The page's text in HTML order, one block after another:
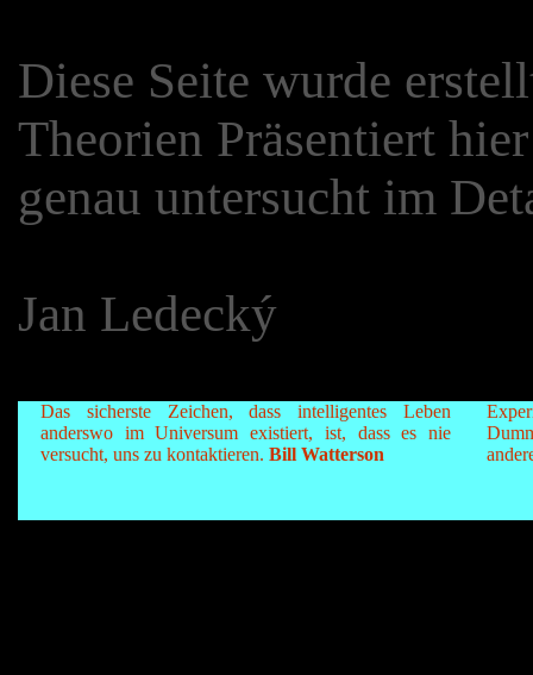
Diese Seite wurde
Theorien Präsentiert
genau untersucht im
Jan Ledecký
Das sicherste Zeichen, dass intelligentes Leben
anderswo im Universum existiert, ist, dass es nie
versucht, uns zu kontaktieren. Bill Watterson